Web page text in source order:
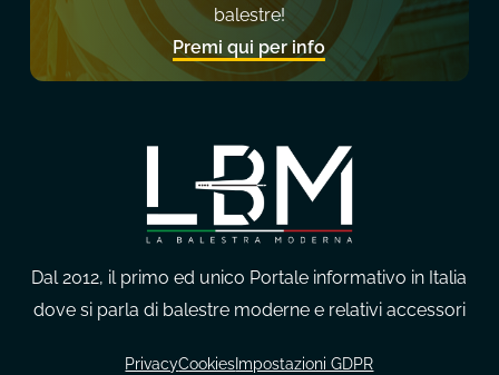
balestre!
Premi qui per info
Dal 2012, il primo ed unico Portale informativo in Italia
dove si parla di balestre moderne e relativi accessori
PrivacyCookies Impostazioni GDPR